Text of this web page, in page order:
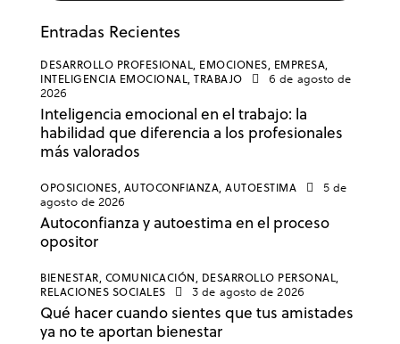
Entradas Recientes
DESARROLLO PROFESIONAL, EMOCIONES, EMPRESA,
INTELIGENCIA EMOCIONAL, TRABAJO
6 de agosto de
2026
Inteligencia emocional en el trabajo: la
habilidad que diferencia a los profesionales
más valorados
OPOSICIONES, AUTOCONFIANZA, AUTOESTIMA
5 de
agosto de 2026
Autoconfianza y autoestima en el proceso
opositor
BIENESTAR, COMUNICACIÓN, DESARROLLO PERSONAL,
RELACIONES SOCIALES
3 de agosto de 2026
Qué hacer cuando sientes que tus amistades
ya no te aportan bienestar